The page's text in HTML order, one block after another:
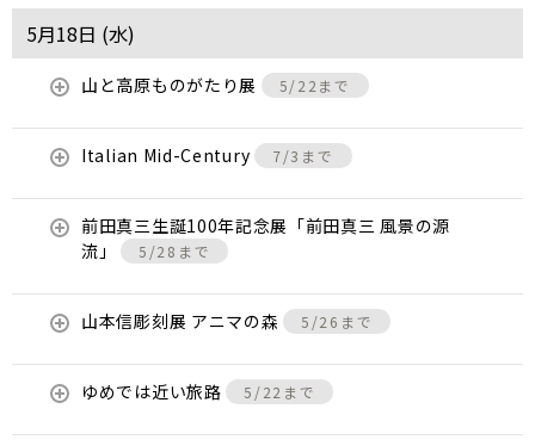
5月18日 (水)
山と高原ものがたり展 5/22まで
Italian Mid-Century 7/3まで
前田真三生誕100年記念展「前田真三 風景の源
流」
5/28まで
山本信彫刻展 アニマの森 5/26まで
ゆめでは近い旅路 5/22まで